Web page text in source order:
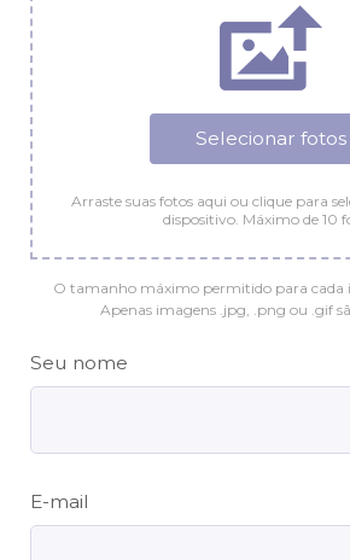
Selecionar fotos
Arraste suas fotos aqui ou clique para
dispositivo. Máximo de 10
O tamanho máximo permitido para cada
Apenas imagens .jpg, .png ou .gif
Seu nome
E-mail